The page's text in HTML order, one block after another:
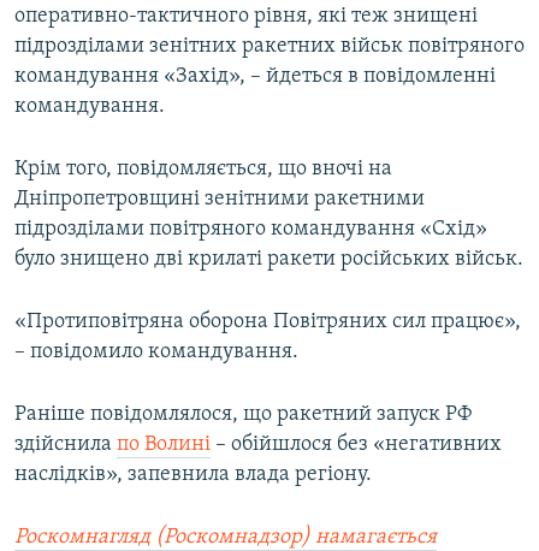
оперативно-тактичного рівня, які теж знищені
підрозділами зенітних ракетних військ повітряного
командування «Захід», – йдеться в повідомленні
командування.
Крім того, повідомляється, що вночі на
Дніпропетровщині зенітними ракетними
підрозділами повітряного командування «Схід»
було знищено дві крилаті ракети російських військ.
«Протиповітряна оборона Повітряних сил працює»,
– повідомило командування.
Раніше повідомлялося, що ракетний запуск РФ
здійснила по Волині – обійшлося без «негативних
наслідків», запевнила влада регіону.
Роскомнагляд (Роскомнадзор) намагається